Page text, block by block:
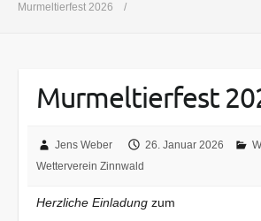
Murmeltierfest 2026
Murmeltierfest
Jens Weber 26. Januar 2026
Wetterverein Zinnwald
Herzliche Einladung zum